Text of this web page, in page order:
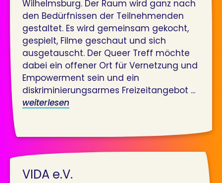
Wilhelmsburg. Der Raum wird ganz nach
den Bedürfnissen der Teilnehmenden
gestaltet. Es wird gemeinsam gekocht,
gespielt, Filme geschaut und sich
ausgetauscht. Der Queer Treff möchte
dabei ein offener Ort für Vernetzung und
Empowerment sein und ein
diskriminierungsarmes Freizeitangebot ...
weiterlesen
VIDA e.V.